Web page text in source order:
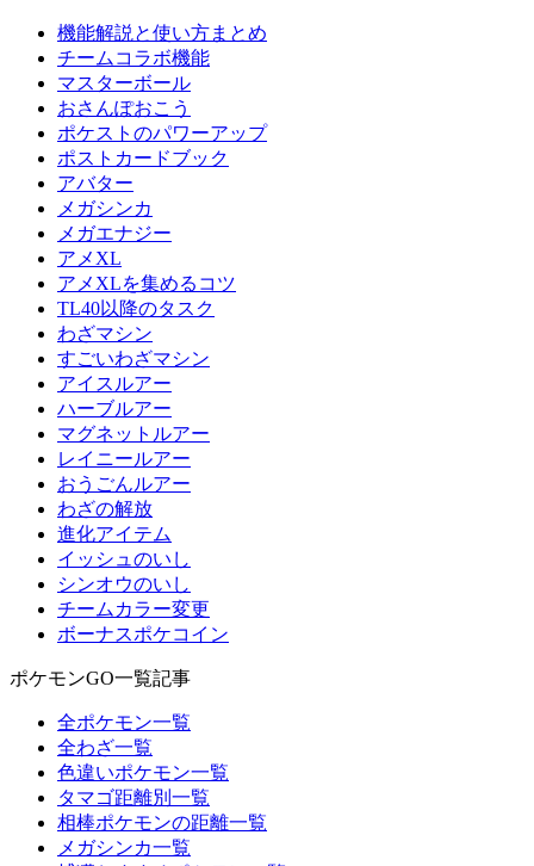
機能解説と使い方まとめ
チームコラボ機能
マスターボール
おさんぽおこう
ポケストのパワーアップ
ポストカードブック
アバター
メガシンカ
メガエナジー
アメXL
アメXLを集めるコツ
TL40以降のタスク
わざマシン
すごいわざマシン
アイスルアー
ハーブルアー
マグネットルアー
レイニールアー
おうごんルアー
わざの解放
進化アイテム
イッシュのいし
シンオウのいし
チームカラー変更
ボーナスポケコイン
ポケモンGO一覧記事
全ポケモン一覧
全わざ一覧
色違いポケモン一覧
タマゴ距離別一覧
相棒ポケモンの距離一覧
メガシンカ一覧